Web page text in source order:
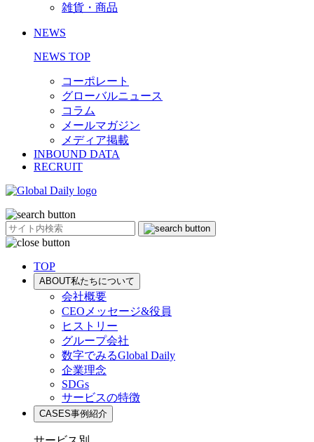
雑貨・商品
NEWS
NEWS TOP
コーポレート
グローバルニュース
コラム
メールマガジン
メディア掲載
INBOUND DATA
RECRUIT
TOP
ABOUT私たちについて
会社概要
CEOメッセージ&役員
ヒストリー
グループ会社
数字でみるGlobal Daily
企業理念
SDGs
サービスの特徴
CASES事例紹介